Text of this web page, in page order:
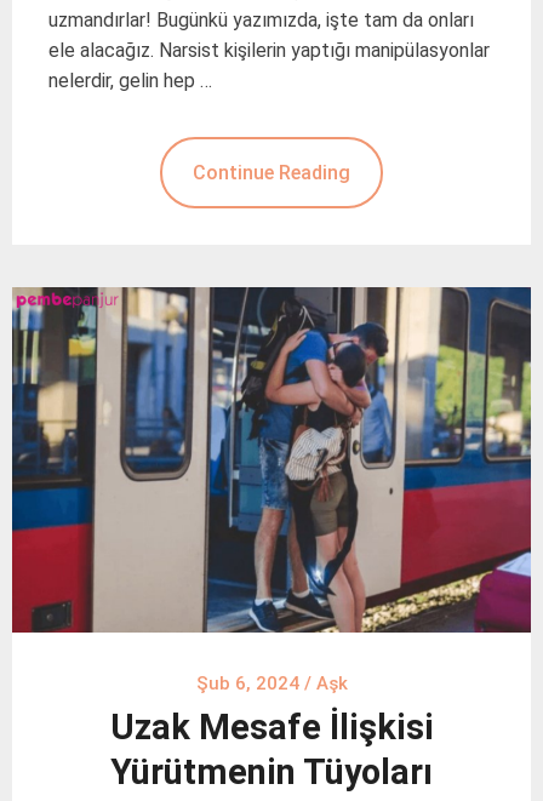
uzmandırlar! Bugünkü yazımızda, işte tam da onları
ele alacağız. Narsist kişilerin yaptığı manipülasyonlar
nelerdir, gelin hep …
Continue Reading
Şub 6, 2024/ Aşk
Uzak Mesafe İlişkisi
Yürütmenin Tüyoları